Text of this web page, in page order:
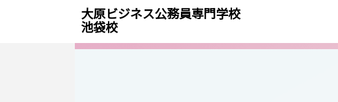
大原ビジネス公務員専門学校
池袋校